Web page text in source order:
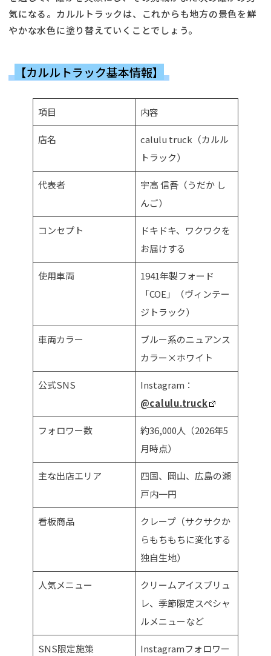
気になる。カルルトラックは、これからも地方の景色を鮮
やかな水色に塗り替えていくことでしょう。
【カルルトラック基本情報】
項目 内容
店名
calulu truck（カルル
トラック）
代表者
宇高 信吾（うだか し
んご）
コンセプト
ドキドキ、ワクワクを
お届けする
使用車両
1941年製フォード
「COE」（ヴィンテー
ジトラック）
車両カラー
ブルー系のニュアンス
カラー×ホワイト
公式SNS
Instagram：
@calulu.truck
フォロワー数
約36,000人（2026年5
月時点）
主な出店エリア
四国、岡山、広島の瀬
戸内一円
看板商品
クレープ（サクサクか
らもちもちに変化する
独自生地）
人気メニュー
クリームアイスブリュ
レ、季節限定スペシャ
ルメニューなど
SNS限定施策
Instagramフォロワー